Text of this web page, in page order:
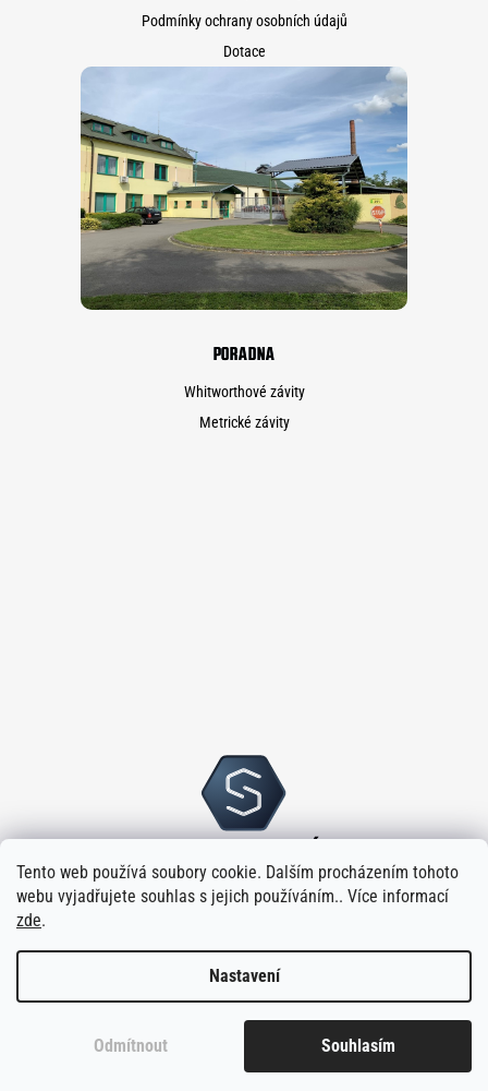
Tento web používá soubory cookie. Dalším procházením tohoto
webu vyjadřujete souhlas s jejich používáním.. Více informací
zde.
Nastavení
Odmítnout Souhlasím
Podmínky ochrany osobních údajů
Dotace
PORADNA
Whitworthové závity
Metrické závity
Copyright 2026Sloupský s.r.o. . Všechna práva vyhrazena.
nastavení cookies